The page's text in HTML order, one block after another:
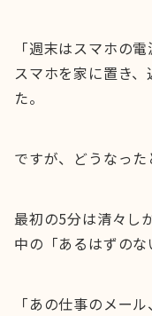
「週末はスマホの
スマホを家に置き
た。
ですが、どうなった
最初の5分は清々し
中の「あるはずのな
「あの仕事のメー